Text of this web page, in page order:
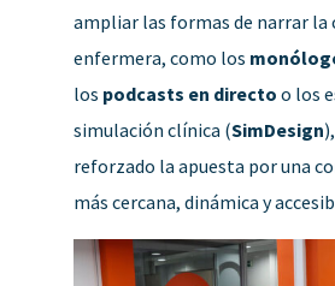
ampliar las formas de narrar la
enfermera, como los
los podcasts en directo o los
simulación clínica (SimDesign
reforzado la apuesta por una
más cercana, dinámica y